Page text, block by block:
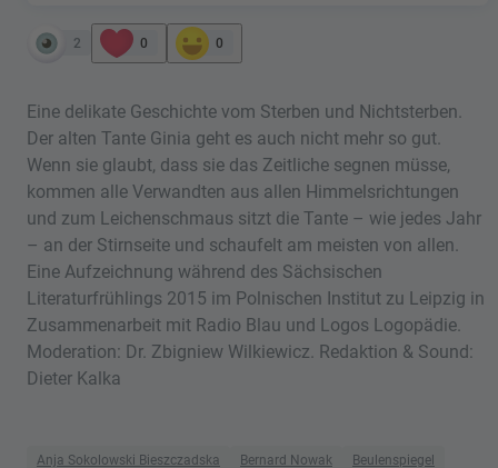
2 0 0
Eine delikate Geschichte vom Sterben und Nichtsterben.
Der alten Tante Ginia geht es auch nicht mehr so gut.
Wenn sie glaubt, dass sie das Zeitliche segnen müsse,
kommen alle Verwandten aus allen Himmelsrichtungen
und zum Leichenschmaus sitzt die Tante – wie jedes Jahr
– an der Stirnseite und schaufelt am meisten von allen.
Eine Aufzeichnung während des Sächsischen
Literaturfrühlings 2015 im Polnischen Institut zu Leipzig in
Zusammenarbeit mit Radio Blau und Logos Logopädie.
Moderation: Dr. Zbigniew Wilkiewicz. Redaktion & Sound:
Dieter Kalka
Anja Sokolowski Bieszczadska Bernard Nowak
Beulenspiegel